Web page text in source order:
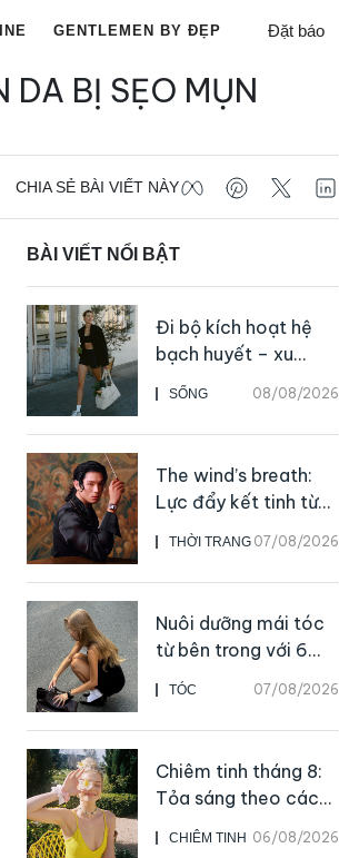
GENTLEMEN BY ĐẸP Đặt báo
DA BỊ SẸO MỤN
CHIA SẺ BÀI VIẾT NÀY
BÀI VIẾT NỔI BẬT
SỐNG 08/08/2026
Đi bộ kích hoạt hệ
bạch huyết – xu
hướng tập luyện đơn
giản ai cũng có thể
bắt đầu
THỜI TRANG 07/08/2026
The wind’s breath:
Lực đẩy kết tinh từ
sự kiên định
TÓC 07/08/2026
Nuôi dưỡng mái tóc
từ bên trong với 6
thực phẩm giàu
dưỡng chất
CHIÊM TINH 06/08/2026
Chiêm tinh tháng 8:
Tỏa sáng theo cách
của chính mình